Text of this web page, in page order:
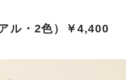
ル・2色）￥4,400